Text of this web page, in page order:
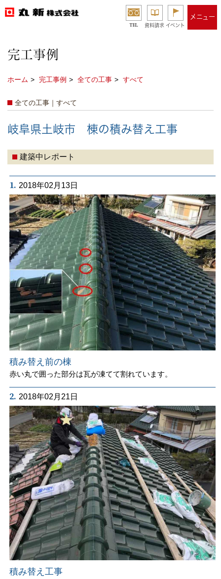
TEL 資料請求 イベント
メニュー
完工事例
ホーム 完工事例 全ての工事 すべて
全ての工事｜すべて
岐阜県土岐市 棟の積み替え工事
建築中レポート
1. 2018年02月13日
積み替え前の棟
赤い丸で囲った部分は瓦が凍てて割れています。
2. 2018年02月21日
積み替え工事